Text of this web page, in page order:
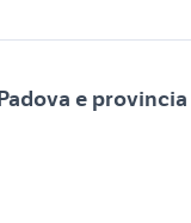
e provincia